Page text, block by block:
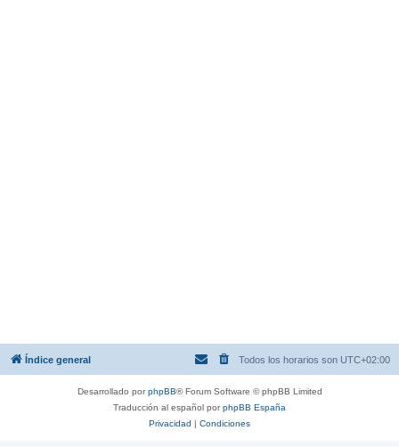
Índice general Todos los horarios son UTC+02:00
Desarrollado porphpBB® Forum Software © phpBB Limited
Traducción al español porphpBB España
Privacidad | Condiciones